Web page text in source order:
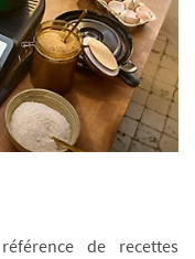
de recettes